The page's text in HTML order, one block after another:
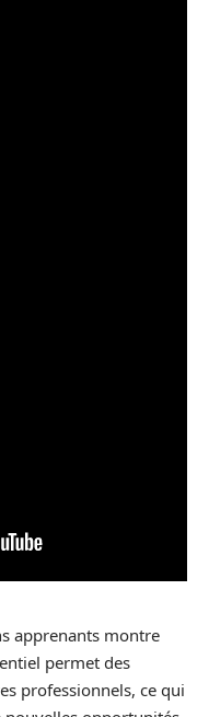
apprenants montre
permet des
professionnels, ce qui